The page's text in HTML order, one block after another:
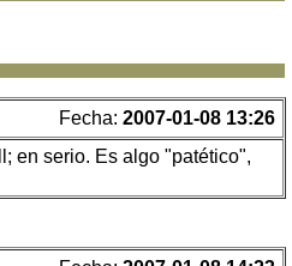
Fecha: 2007-01-08 13:26
en serio. Es algo "patético",